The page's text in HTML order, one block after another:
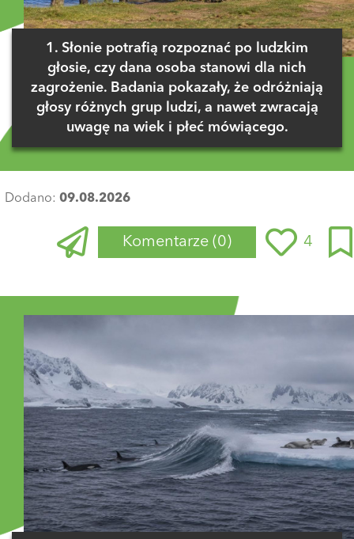
1. Słonie potrafią rozpoznać po ludzkim
głosie, czy dana osoba stanowi dla nich
zagrożenie. Badania pokazały, że odróżniają
głosy różnych grup ludzi, a nawet zwracają
uwagę na wiek i płeć mówiącego.
Dodano: 09.08.2026
Komentarze (0) 4